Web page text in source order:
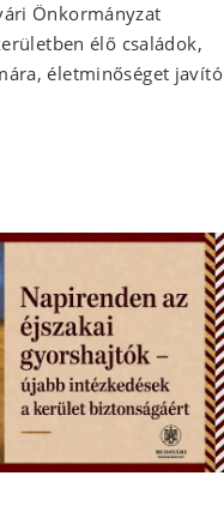
Önkormányzat
élő családok,
életminőséget javító